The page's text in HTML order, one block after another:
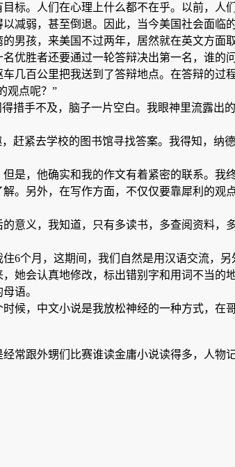
标。人们在心理上什么都不在乎。以前，
减弱，甚至倒退。因此，当今美国社会面临
男孩，来美国不过两年，居然就在英文方面
优胜者还要通过一轮答辩决出第一名，谁的
几百公里把我送到了答辩地点。在答辩的
观点呢？”
得措手不及，脑子一片空白。我眼神里流露
赶紧去学校的图书馆寻找答案。我得知，纳
是，他确实和我的作文有着紧密的联系。
。另外，在写作方面，不仅仅要靠犀利的
意义，我知道，只有多读书，多查阅资料
6个月，这期间，我们自然是用汉语交流，
她会认真地修改，标出错别字和用词不当
语。
候，中文小说是我放松神经的一种方式，
常跟外甥们比赛谁读金庸小说读得多，人